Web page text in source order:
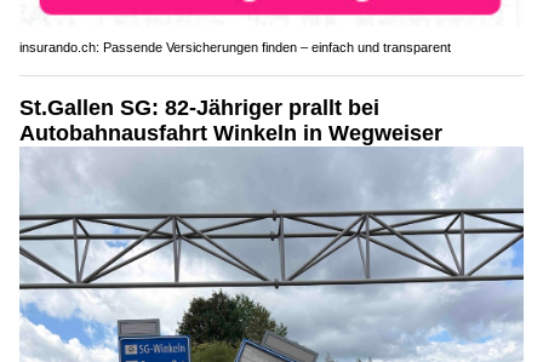
insurando.ch: Passende Versicherungen finden – einfach und transparent
St.Gallen SG: 82-Jähriger prallt bei
Autobahnausfahrt Winkeln in Wegweiser